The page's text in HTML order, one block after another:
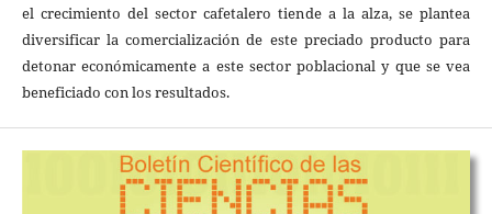
el crecimiento del sector cafetalero tiende a la alza, se plantea
diversificar la comercialización de este preciado producto para
detonar económicamente a este sector poblacional y que se vea
beneficiado con los resultados.